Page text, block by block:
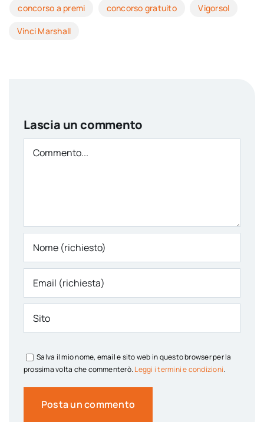
concorso a premi concorso gratuito Vigorsol
Vinci Marshall
Lascia un commento
Comment
Salva il mio nome, email e sito web in questo browser per la
prossima volta che commenterò. Leggi i termini e condizioni.